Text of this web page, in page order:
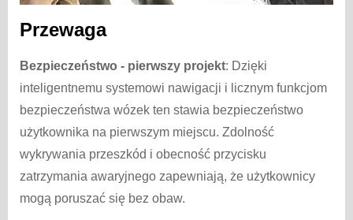
Przewaga
Bezpieczeństwo - pierwszy projekt: Dzięki
inteligentnemu systemowi nawigacji i licznym funkcjom
bezpieczeństwa wózek ten stawia bezpieczeństwo
użytkownika na pierwszym miejscu. Zdolność
wykrywania przeszkód i obecność przycisku
zatrzymania awaryjnego zapewniają, że użytkownicy
mogą poruszać się bez obaw.